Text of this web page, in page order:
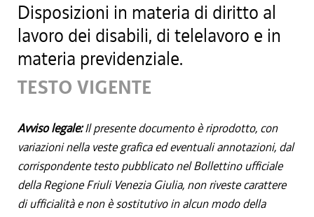
Disposizioni in materia di diritto al
lavoro dei disabili, di telelavoro e in
materia previdenziale.
TESTO VIGENTE
Avviso legale:Il presente documento è riprodotto, con
variazioni nella veste grafica ed eventuali annotazioni, dal
corrispondente testo pubblicato nel Bollettino ufficiale
della Regione Friuli Venezia Giulia, non riveste carattere
di ufficialità e non è sostitutivo in alcun modo della